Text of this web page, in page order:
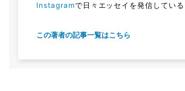
Instagramで日々エッセイを発信している
この著者の記事一覧はこちら